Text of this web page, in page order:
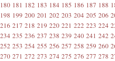
180 181 182 183 184 185 186 187 188
198 199 200 201 202 203 204 205 206
216 217 218 219 220 221 222 223 224
234 235 236 237 238 239 240 241 242
252 253 254 255 256 257 258 259 260
270 271 272 273 274 275 276 277 278